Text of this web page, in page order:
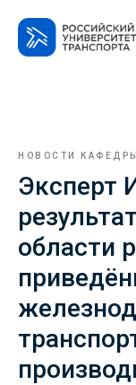
НОВОСТИ
Эксперт
области